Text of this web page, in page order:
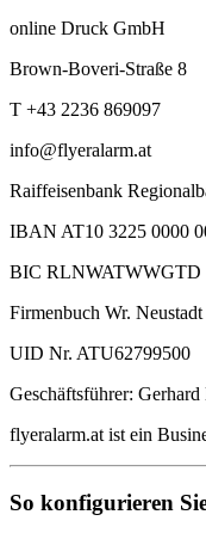
online Druck GmbH
Brown-Boveri-Straße 8
T +43 2236 869097
info@flyeralarm.at
Raiffeisenbank
IBAN AT10 3225 0000
BIC RLNWATWWGTD
Firmenbuch Wr.
UID Nr. ATU62799500
Geschäftsführer:
flyeralarm.at ist ein
So konfigurieren